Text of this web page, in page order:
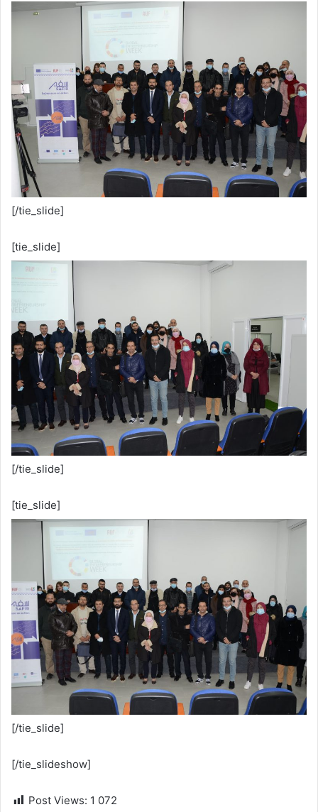
[/tie_slide]
[tie_slide]
[/tie_slide]
[tie_slide]
[/tie_slide]
[/tie_slideshow]
Post Views: 1 072